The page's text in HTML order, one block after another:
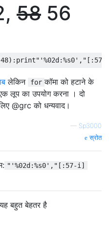
58 56
48): print"'%02d:%s0'," [: 57
लेकिन for कॉमा को हटाने के
लूप का उपयोग करना । दो
@grc को धन्यवाद।
— Sp3000
स्रोत
"'%02d:%s0',"[:57-i]
बहुत बेहतर है